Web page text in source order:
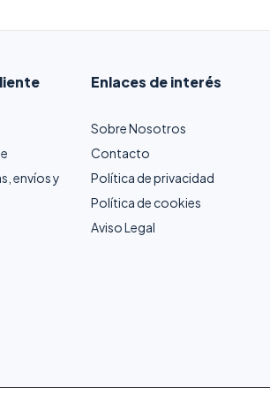
envíos y
Enlaces de interés
Sobre Nosotros
Contacto
Política de privacidad
Política de cookies
Aviso Legal